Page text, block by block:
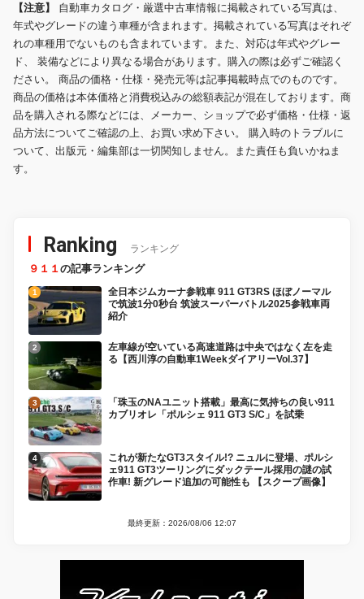
【注意】 自動車カタログ・厳選中古車情報に掲載されている写真は、
年式やグレードの違う車種が含まれます。掲載されている写真はそれぞ
れの車種用でないものも含まれています。また、対応は年式やグレー
ド、 装備などにより異なる場合があります。購入の際は必ずご確認く
ださい。 商品の価格・仕様・発売元等は記事掲載時点でのものです。
商品の価格は本体価格と消費税込みの総額表記が混在しております。商
品を購入される際などには、メーカー、ショップで必ず価格・仕様・返
品方法についてご確認の上、お買い求め下さい。 購入時のトラブルに
ついて、出版元・編集部は一切関知しません。また責任も負いかねま
す。
Ranking ランキング
９１１ の記事ランキング
全日本ジムカーナ参戦車 911 GT3RS ほぼノーマル
で筑波1分0秒台 筑波スーパーバトル2025参戦車両
紹介
左車線が空いている高速道路は中央ではなく左を走
る【西川淳の自動車1WeekダイアリーVol.37】
「珠玉のNAユニット搭載」最高に気持ちの良い911
カブリオレ「ポルシェ 911 GT3 S/C」を試乗
これが新たなGT3スタイル!? ニュルに登場、ポルシ
ェ911 GT3ツーリングにダックテール採用の謎の試
作車! 新グレード追加の可能性も 【スクープ画像】
最終更新：2026/08/06 12:07